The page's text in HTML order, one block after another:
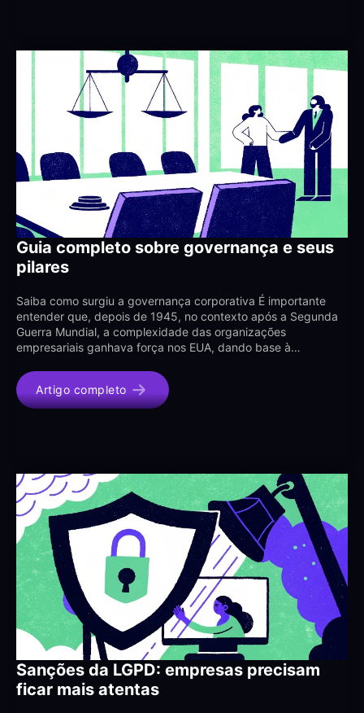
Guia completo sobre governança e seus
pilares
Saiba como surgiu a governança corporativa É importante
entender que, depois de 1945, no contexto após a Segunda
Guerra Mundial, a complexidade das organizações
empresariais ganhava força nos EUA, dando base à…
Artigo completo
Sanções da LGPD: empresas precisam
ficar mais atentas